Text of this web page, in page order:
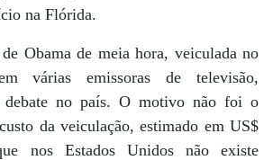
na Flórida.
Obama de meia hora, veiculada no
várias emissoras de televisão,
debate no país. O motivo não foi o
da veiculação, estimado em US$
nos Estados Unidos não existe